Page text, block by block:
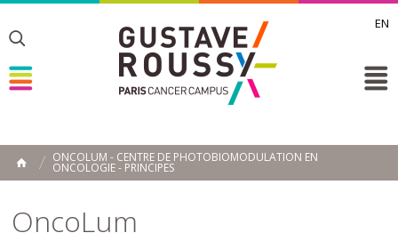
EN
Toggle
Toggle
Toggle
ACCUEIL
ONCOLUM - CENTRE DE PHOTOBIOMODULATION EN
ONCOLOGIE - PRINCIPES
OncoLum